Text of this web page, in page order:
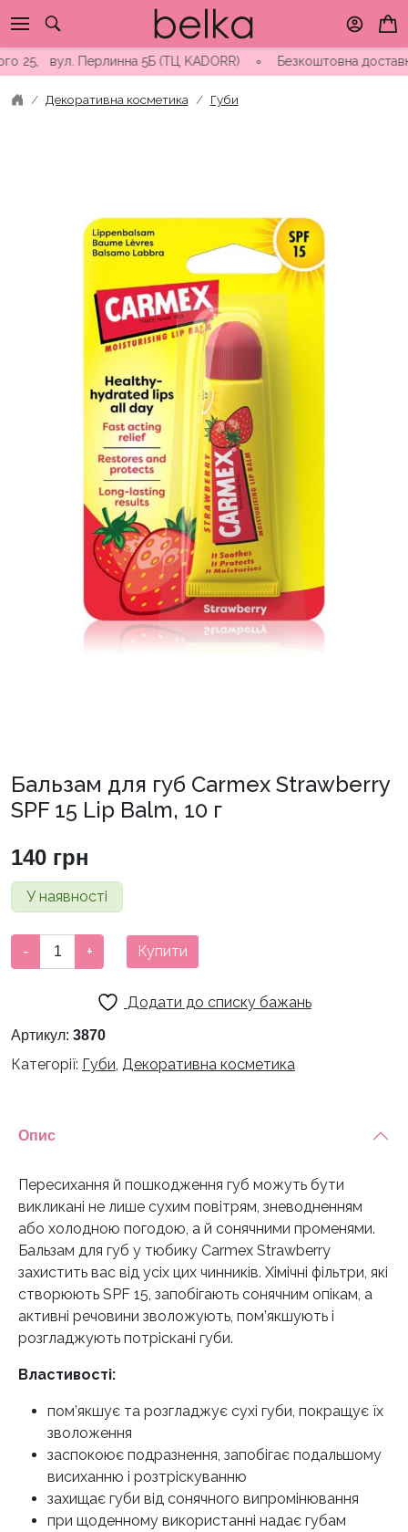
to
contentПерлинна 5Б (ТЦ KADORR) ∘ Безкоштовна доставка від
Декоративна косметика Губи
Бальзам для губ Carmex Strawberry
SPF 15 Lip Balm, 10 г
140 грн
У наявності
Бальзам
для
Strawberry
15
10
кількість
- + Купити
Додати до списку бажань
Артикул: 3870
Категорії: Губи Декоративна косметика
Опис
Пересихання й пошкодження губ можуть бути
викликані не лише сухим повітрям, зневодненням
або холодною погодою, а й сонячними променями.
Бальзам для губ у тюбику Carmex Strawberry
захистить вас від усіх цих чинників. Хімічні фільтри, які
створюють SPF 15, запобігають сонячним опікам, а
активні речовини зволожують, пом’якшують і
розгладжують потріскані губи.
Властивості:
пом’якшує та розгладжує сухі губи, покращує їх
зволоження
заспокоює подразнення, запобігає подальшому
висиханню і розтріскуванню
захищає губи від сонячного випромінювання
при щоденному використанні надає губам